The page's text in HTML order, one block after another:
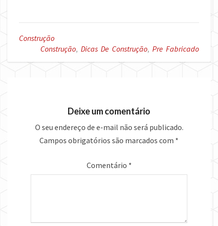
Construção
Construção, Dicas De Construção, Pre Fabricado
Deixe um comentário
O seu endereço de e-mail não será publicado.
Campos obrigatórios são marcados com *
Comentário *